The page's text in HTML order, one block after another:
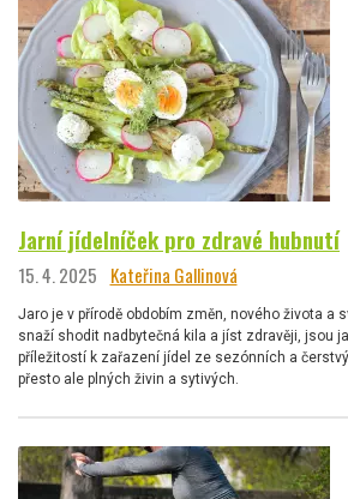
Jarní jídelníček pro zdravé hubnutí
15. 4. 2025 Kateřina Gallinová
Jaro je v přírodě obdobím změn, nového života a
snaží shodit nadbytečná kila a jíst zdravěji, jsou
příležitostí k zařazení jídel ze sezónních a
přesto ale plných živin a sytivých.